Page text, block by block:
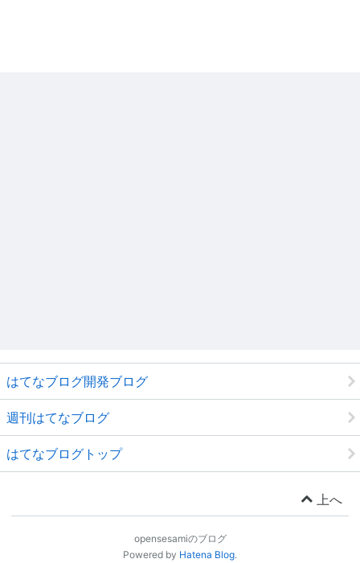
はてなブログ開発ブログ
週刊はてなブログ
はてなブログトップ
上へ
opensesamiのブログ
Powered by Hatena Blog.